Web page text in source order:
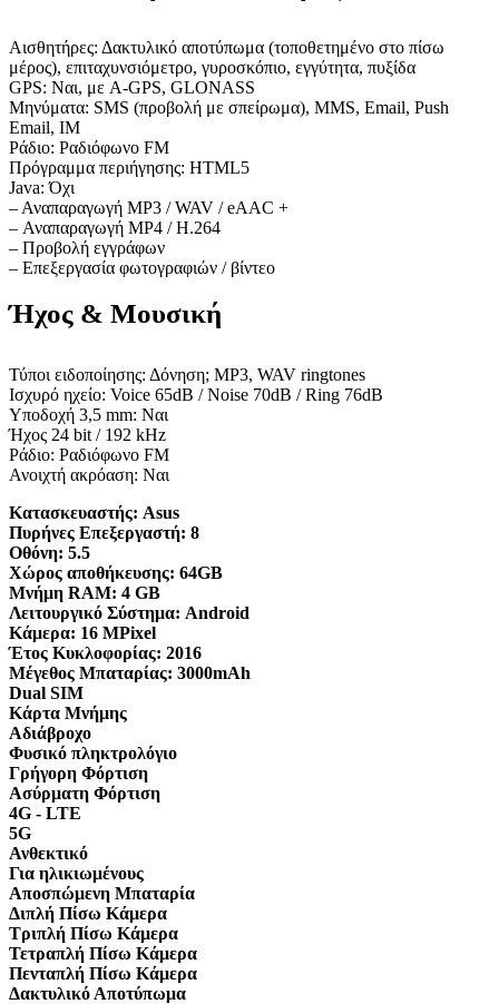
Αισθητήρες: Δακτυλικό αποτύπωμα (τοποθετημένο στο πίσω
μέρος), επιταχυνσιόμετρο, γυροσκόπιο, εγγύτητα, πυξίδα
GPS: Ναι, με A-GPS, GLONASS
Μηνύματα: SMS (προβολή με σπείρωμα), MMS, Email, Push
Email, IM
Ράδιο: Ραδιόφωνο FM
Πρόγραμμα περιήγησης: HTML5
Java: Όχι
– Αναπαραγωγή MP3 / WAV / eAAC +
– Αναπαραγωγή MP4 / H.264
– Προβολή εγγράφων
– Επεξεργασία φωτογραφιών / βίντεο
Ήχος & Μουσική
Τύποι ειδοποίησης: Δόνηση; MP3, WAV ringtones
Ισχυρό ηχείο: Voice 65dB / Noise 70dB / Ring 76dB
Υποδοχή 3,5 mm: Ναι
Ήχος 24 bit / 192 kHz
Ράδιο: Ραδιόφωνο FM
Ανοιχτή ακρόαση: Ναι
Κατασκευαστής: Asus
Πυρήνες Επεξεργαστή: 8
Οθόνη: 5.5
Χώρος αποθήκευσης: 64GB
Μνήμη RAM: 4 GB
Λειτουργικό Σύστημα: Android
Κάμερα: 16 MPixel
Έτος Κυκλοφορίας: 2016
Μέγεθος Μπαταρίας: 3000mAh
Dual SIM
Κάρτα Μνήμης
Αδιάβροχο
Φυσικό πληκτρολόγιο
Γρήγορη Φόρτιση
Ασύρματη Φόρτιση
4G - LTE
5G
Ανθεκτικό
Για ηλικιωμένους
Αποσπώμενη Μπαταρία
Διπλή Πίσω Κάμερα
Τριπλή Πίσω Κάμερα
Τετραπλή Πίσω Κάμερα
Πενταπλή Πίσω Κάμερα
Δακτυλικό Αποτύπωμα